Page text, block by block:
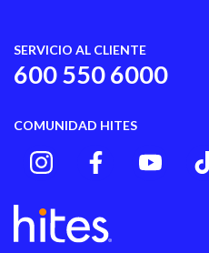
SERVICIO AL CLIENTE
600 550 6000
COMUNIDAD HITES